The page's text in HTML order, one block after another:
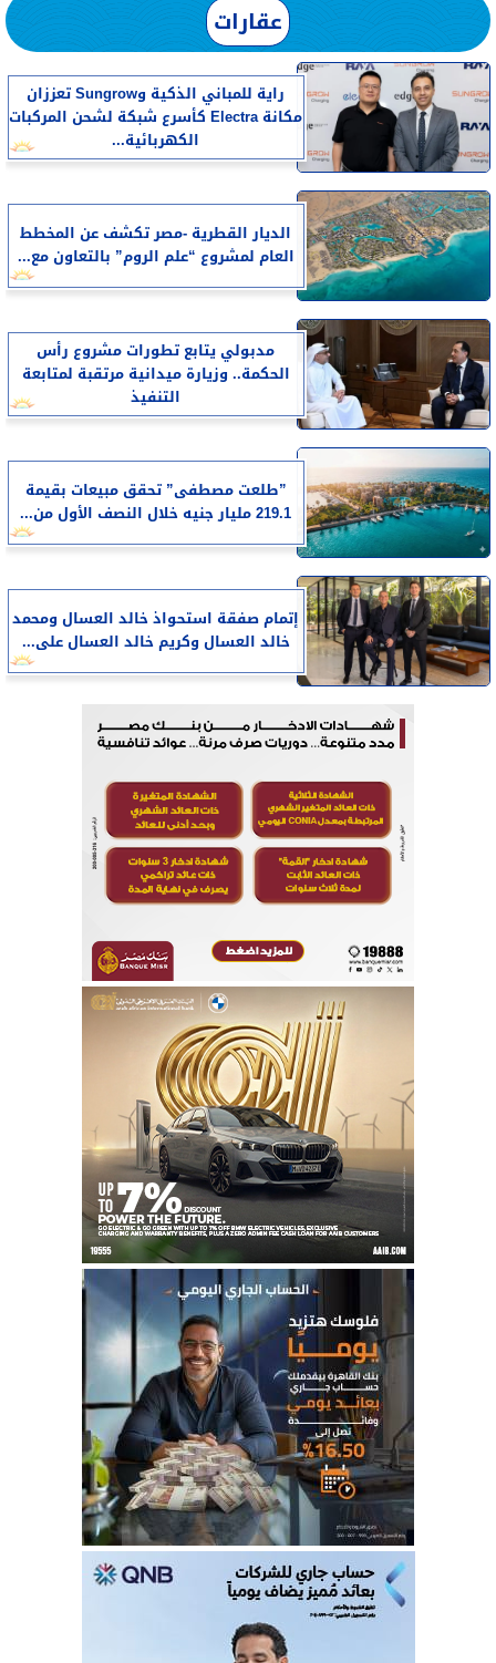
عقارات
راية للمباني الذكية وSungrow تعززان
مكانة Electra كأسرع شبكة لشحن المركبات
الكهربائية...
الديار القطرية -مصر تكشف عن المخطط
العام لمشروع “علم الروم” بالتعاون مع...
مدبولي يتابع تطورات مشروع رأس
الحكمة.. وزيارة ميدانية مرتقبة لمتابعة
التنفيذ
​”طلعت مصطفى” تحقق مبيعات بقيمة
219.1 مليار جنيه خلال النصف الأول من...
إتمام صفقة استحواذ خالد العسال ومحمد
خالد العسال وكريم خالد العسال على...